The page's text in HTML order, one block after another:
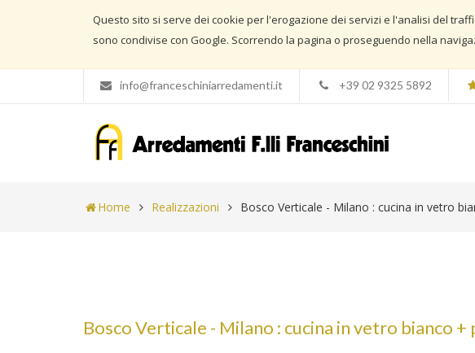
Questo sito si serve dei cookie per l'erogazione dei servizi e l'analisi del
sono condivise con Google. Scorrendo la pagina o proseguendo nella
info@franceschiniarredamenti.it +39 02 9325 5892
Home Realizzazioni Bosco Verticale - Milano : cucina in vetro
Bosco Verticale - Milano : cucina in vetro bianco